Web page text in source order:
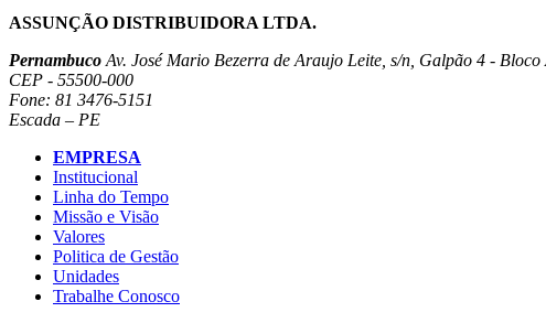
ASSUNÇÃO DISTRIBUIDORA LTDA.
Pernambuco Av. José Mario Bezerra de Araujo Leite, s/n, Galpão 4 -
CEP - 55500-000
Fone: 81 3476-5151
Escada – PE
EMPRESA
Institucional
Linha do Tempo
Missão e Visão
Valores
Politica de Gestão
Unidades
Trabalhe Conosco